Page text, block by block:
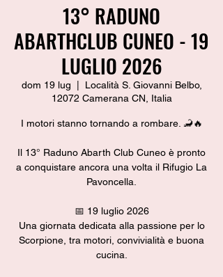
13° RADUNO
ABARTHCLUB CUNEO - 19
LUGLIO 2026
dom 19 lug
Località S. Giovanni Belbo,
12072 Camerana CN, Italia
I motori stanno tornando a rombare. 🦂🔥
Il 13° Raduno Abarth Club Cuneo è pronto
a conquistare ancora una volta il Rifugio La
Pavoncella.
📅 19 luglio 2026
Una giornata dedicata alla passione per lo
Scorpione, tra motori, convivialità e buona
cucina.